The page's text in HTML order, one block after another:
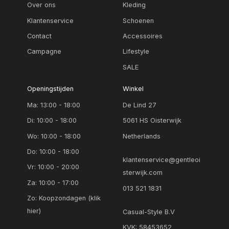
used washed bleu
zilver grijs
zwart
zwart dessin
Over ons
Klantenservice
Contact
Campagne
Kleding
Schoenen
Accessoires
Lifestyle
SALE
Openingstijden
Ma: 13:00 - 18:00
Di: 10:00 - 18:00
Wo: 10:00 - 18:00
Do: 10:00 - 18:00
Vr: 10:00 - 20:00
Za: 10:00 - 17:00
Zo:Koopzondagen (klik
hier)
Winkel
De Lind 27
5061 HS Oisterwijk
Netherlands
klantenservice@gentleoi
sterwijk.com
013 521 1831
Casual-Style B.V
KVK: 58453652